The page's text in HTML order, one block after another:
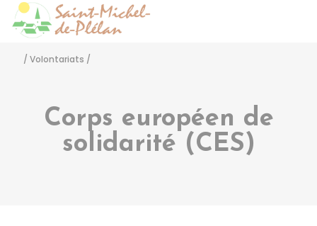
/ Volontariats /
Corps européen de
solidarité (CES)